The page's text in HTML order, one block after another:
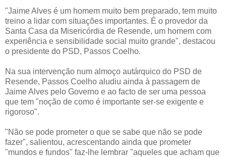
"Jaime Alves é um homem muito bem preparado, tem muito
treino a lidar com situações importantes. É o provedor da
Santa Casa da Misericórdia de Resende, um homem com
experiência e sensibilidade social muito grande", destacou
o presidente do PSD, Passos Coelho.
Na sua intervenção num almoço autárquico do PSD de
Resende, Passos Coelho aludiu ainda à passagem de
Jaime Alves pelo Governo e ao facto de ser uma pessoa
que tem "noção de como é importante ser-se exigente e
rigoroso".
"Não se pode prometer o que se sabe que não se pode
fazer", salientou, acrescentando ainda que prometer
"mundos e fundos" faz-lhe lembrar "aqueles que acham que